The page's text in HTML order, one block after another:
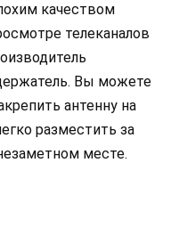
качеством
телеканалов
Вы можете
антенну на
разместить за
месте.